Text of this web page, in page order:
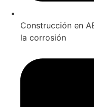
Construcción en
la corrosión